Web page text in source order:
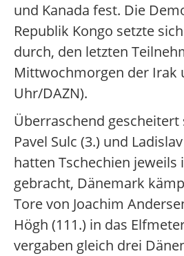
und Kanada fest. Die
Republik Kongo setzte
durch, den letzten
Mittwochmorgen der Irak
Uhr/DAZN).
Überraschend gescheitert
Pavel Sulc (3.) und
hatten Tschechien jeweils
gebracht, Dänemark
Tore von Joachim
Högh (111.) in das
vergaben gleich drei